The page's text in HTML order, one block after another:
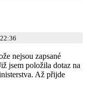
nejsou zapsané
jsem položila dotaz na
Až přijde